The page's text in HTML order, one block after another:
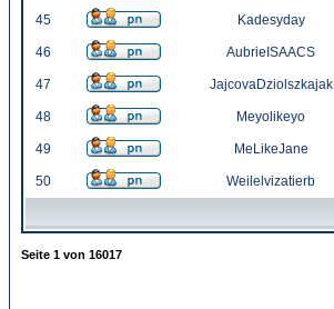
45 Kadesyday
46 AubrieISAACS
47 JajcovaDziolszkajak
48 Meyolikeyo
49 MeLikeJane
50 Weilelvizatierb
Seite 1 von 16017